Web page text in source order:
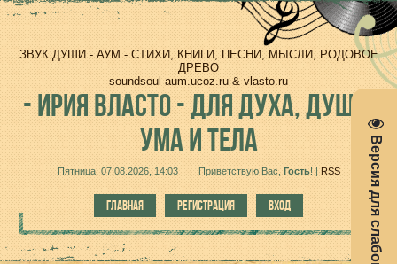
ЗВУК ДУШИ - АУМ - СТИХИ, КНИГИ, ПЕСНИ, МЫСЛИ, РОДОВОЕ
ДРЕВО
soundsoul-aum.ucoz.ru & vlasto.ru
-ИРИЯ ВЛАСТО - ДЛЯ ДУХА, ДУШИ,
УМА И ТЕЛА
Пятница, 07.08.2026, 14:03 Приветствую Вас Гость!| RSS
ГЛАВНАЯ РЕГИСТРАЦИЯ ВХОД